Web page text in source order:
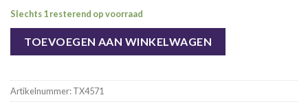
Slechts 1 resterend op voorraad
TOEVOEGEN AAN WINKELWAGEN
Artikelnummer:TX4571